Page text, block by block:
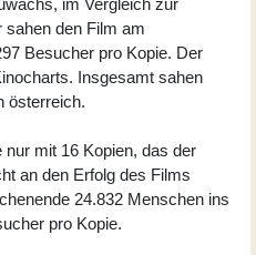
im Vergleich zur
sahen den Film am
Besucher pro Kopie. Der
Insgesamt sahen
österreich.
nur mit 16 Kopien, das der
an den Erfolg des Films
24.832 Menschen ins
pro Kopie.